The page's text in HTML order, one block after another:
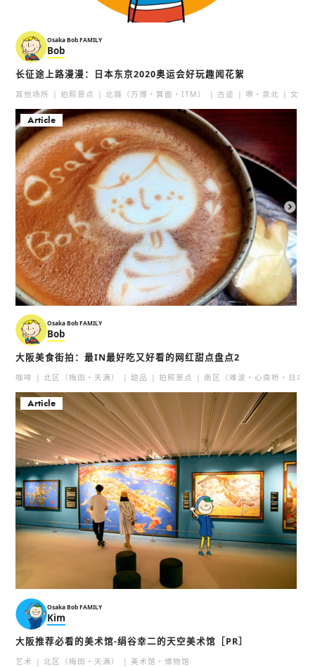
天王寺
当地美食
和食
天王寺・阿倍野・新世界
忍者堂
大阪天王寺动物园
大阪天王寺动物园
活动 动物园
场所
天王寺・阿倍野・新世界
感动的事
通天阁
新世界
大阪特产
天王寺・阿倍野・新世界
展望台
Osaka Bob FAMILY
Bob
长征途上路漫漫：日本东京2020奥运会好玩趣闻花絮
其他场所 拍照景点 北摄（万博・箕面・ITM） 古迹 堺・泉北 文化
Article
Osaka Bob FAMILY
Bob
大阪美食街拍：最IN最好吃又好看的网红甜点盘点2
咖啡 北区（梅田・天满） 甜品 拍照景点 南区（难波・心斋桥・日本
Article
Osaka Bob FAMILY
Kim
大阪推荐必看的美术馆-绢谷幸二的天空美术馆［PR］
艺术 北区（梅田・天满） 美术馆・博物馆